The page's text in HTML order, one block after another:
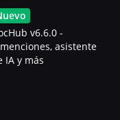
v6.6.0 -
asistente
IA y más